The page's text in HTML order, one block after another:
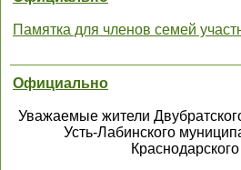
Памятка для членов семей
Официально
Уважаемые жители
Усть-Лабинского